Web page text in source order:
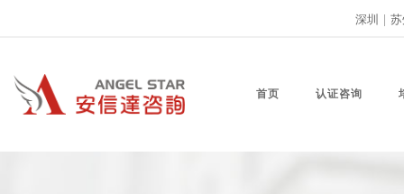
深圳 |
首页 认证咨询